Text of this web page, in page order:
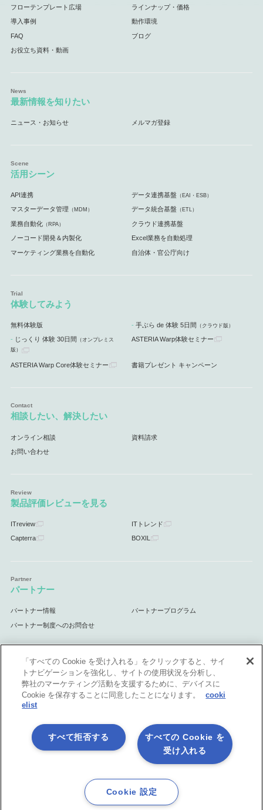
フローテンプレート広場 ラインナップ・価格
導入事例 動作環境
FAQ ブログ
お役立ち資料・動画
最新情報を知りたい
ニュース・お知らせ メルマガ登録
活用シーン
API連携 データ連携基盤 （EAI・ESB）
マスターデータ管理 （MDM） データ統合基盤 （ETL）
業務自動化（RPA） クラウド連携基盤
ノーコード開発＆内製化 Excel業務を自動処理
マーケティング業務を自動化 自治体・官公庁向け
体験してみよう
無料体験版 手ぶら de 体験 5日間 （クラウド版）
じっくり 体験 30日間 （オンプレミス
版）
ASTERIA Warp体験セミナー
ASTERIA Warp Core体験セミナー 書籍プレゼント キャンペーン
相談したい、解決したい
オンライン相談 資料請求
お問い合わせ
製品評価レビューを見る
ITreview ITトレンド
Capterra BOXIL
パートナー
パートナー情報 パートナープログラム
パートナー制度へのお問合せ
サポート
サポート情報
各社商標について
会社情報
©1998-2026 Asteria Corporation.
「すべての Cookie を受け入れる」をクリックすると、サイ
トナビゲーションを強化し、サイトの使用状況を分析し、
弊社のマーケティング活動を支援するために、デバイスに
Cookie を保存することに同意したことになります。
cooki
elist
すべての Cookie を
受け入れる
すべて拒否する
Cookie 設定